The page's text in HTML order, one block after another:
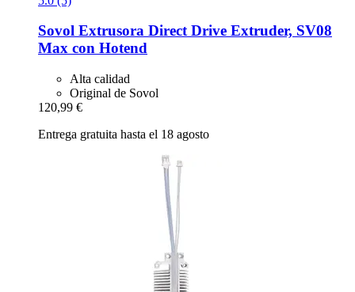
Sovol Extrusora Direct Drive Extruder, SV08
Max con Hotend
Alta calidad
Original de Sovol
120,99 €
Entrega gratuita hasta el 18 agosto